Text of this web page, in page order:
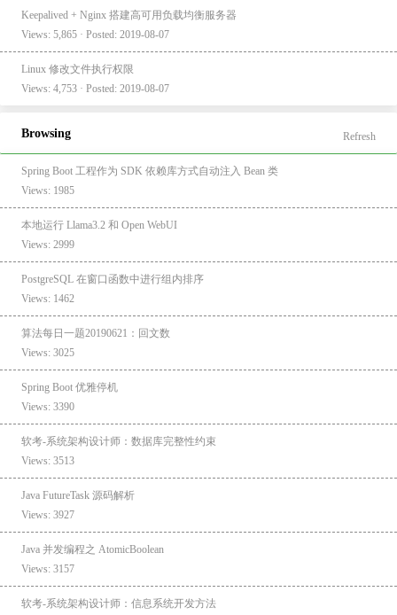
Keepalived + Nginx 搭建高可用负载均衡服务器
Views: 5,865 · Posted: 2019-08-07
Linux 修改文件执行权限
Views: 4,753 · Posted: 2019-08-07
Browsing Refresh
Spring Boot 工程作为 SDK 依赖库方式自动注入 Bean 类
Views: 1985
本地运行 Llama3.2 和 Open WebUI
Views: 2999
PostgreSQL 在窗口函数中进行组内排序
Views: 1462
算法每日一题20190621：回文数
Views: 3025
Spring Boot 优雅停机
Views: 3390
软考-系统架构设计师：数据库完整性约束
Views: 3513
Java FutureTask 源码解析
Views: 3927
Java 并发编程之 AtomicBoolean
Views: 3157
软考-系统架构设计师：信息系统开发方法